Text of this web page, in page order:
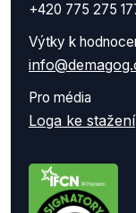
+420 775 275
Výtky k
Pro média
Loga ke stažení